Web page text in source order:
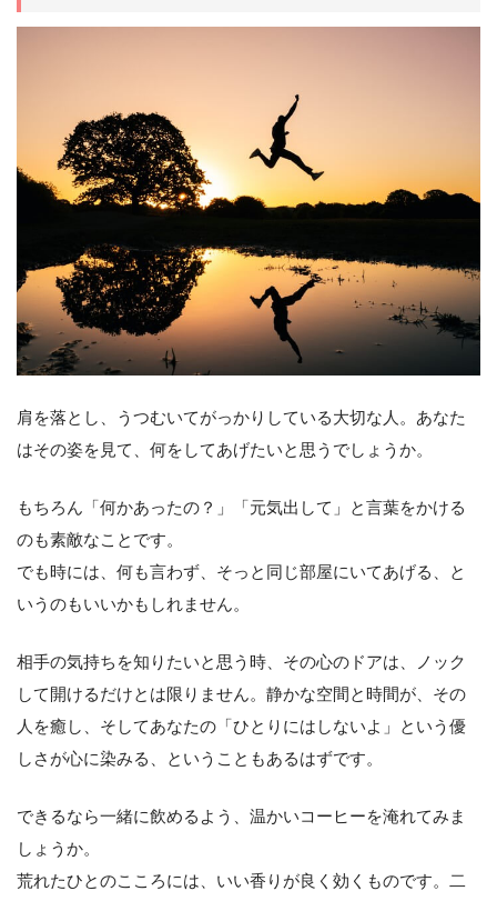
肩を落とし、うつむいてがっかりしている大切な人。あなた
はその姿を見て、何をしてあげたいと思うでしょうか。
もちろん「何かあったの？」「元気出して」と言葉をかける
のも素敵なことです。
でも時には、何も言わず、そっと同じ部屋にいてあげる、と
いうのもいいかもしれません。
相手の気持ちを知りたいと思う時、その心のドアは、ノック
して開けるだけとは限りません。静かな空間と時間が、その
人を癒し、そしてあなたの「ひとりにはしないよ」という優
しさが心に染みる、ということもあるはずです。
できるなら一緒に飲めるよう、温かいコーヒーを淹れてみま
しょうか。
荒れたひとのこころには、いい香りが良く効くものです。二